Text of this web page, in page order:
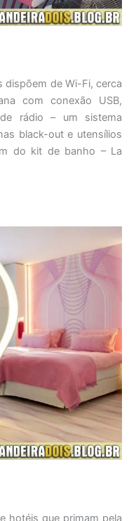
dispõem de Wi-Fi, cerca
com conexão USB,
rádio – um sistema
black-out e utensílios
do kit de banho – La
hotéis que primam pela